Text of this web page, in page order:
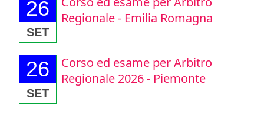
26
SET
Regionale - Emilia Romagna
26
SET
Corso ed esame per Arbitro
Regionale 2026 - Piemonte